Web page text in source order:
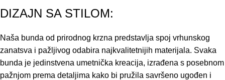
DIZAJN SA STILOM:
Naša bunda od prirodnog krzna predstavlja spoj vrhunskog
zanatsva i pažljivog odabira najkvalitetnijih materijala. Svaka
bunda je jedinstvena umetnička kreacija, izrađena s posebnom
pažnjom prema detaljima kako bi pružila savršeno ugođen i